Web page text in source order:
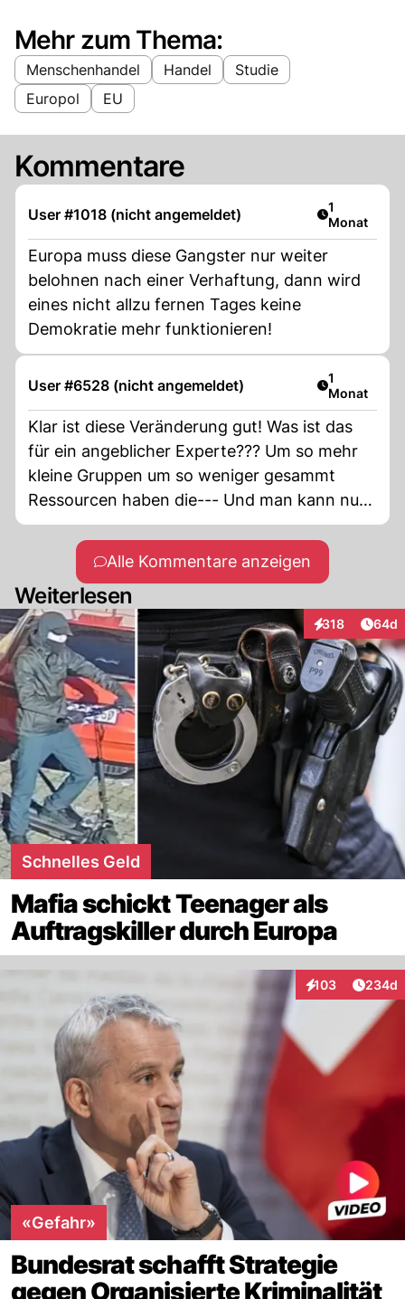
Mehr zum Thema:
Menschenhandel Handel
Studie
Europol
EU
Kommentare
User #1018 (nicht angemeldet) Artikel
1
Monat
Europa muss diese Gangster nur weiter
belohnen nach einer Verhaftung, dann wird
eines nicht allzu fernen Tages keine
Demokratie mehr funktionieren!
User #6528 (nicht angemeldet) Artikel
1
Monat
Klar ist diese Veränderung gut! Was ist das
für ein angeblicher Experte??? Um so mehr
kleine Gruppen um so weniger gesammt
Ressourcen haben die--- Und man kann nur
bestehen wen man sich Bestechung leisten
kann, was je länger je mehr schwierig wird---
Ergo riesen Erfolg---
Alle Kommentare anzeigen
Weiterlesen
318
Interaktionen
64d
Schnelles Geld
Mafia schickt Teenager als
Auftragskiller durch Europa
103
Interaktionen234d
«Gefahr»
Bundesrat schafft Strategie
gegen Organisierte Kriminalität